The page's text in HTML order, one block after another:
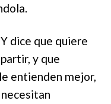
dice que quiere
y que
entienden mejor,